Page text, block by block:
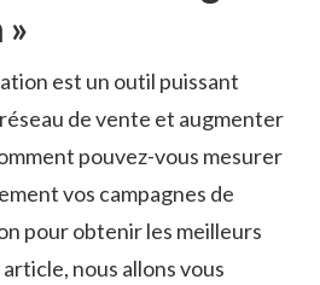
est un outil puissant
de vente et augmenter
pouvez-vous mesurer
vos campagnes ⁣de
pour ⁣obtenir les meilleurs
nous allons vous